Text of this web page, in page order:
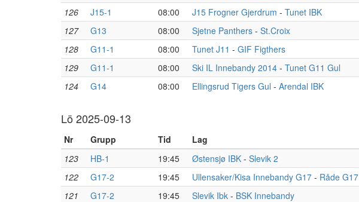
126
J15-1 08:00 J15 Frogner Gjerdrum - Tunet IBK
127
G13 08:00 Sjetne Panthers - St.Croix
128
G11-1 08:00 Tunet J11 - GIF Figthers
129
G11-1 08:00 Ski IL Innebandy 2014 - Tunet G11 Gul
124
G14 08:00 Ellingsrud Tigers Gul - Arendal IBK
Lö 2025-09-13
Nr Grupp Tid Lag
123
HB-1 19:45 Østensjø IBK - Slevik 2
122
G17-2 19:45 Ullensaker/Kisa Innebandy G17 - Råde G17
121
G17-2 19:45 Slevik Ibk - BSK Innebandy